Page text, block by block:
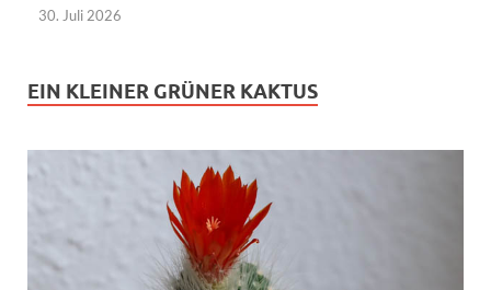
30. Juli 2026
EIN KLEINER GRÜNER KAKTUS